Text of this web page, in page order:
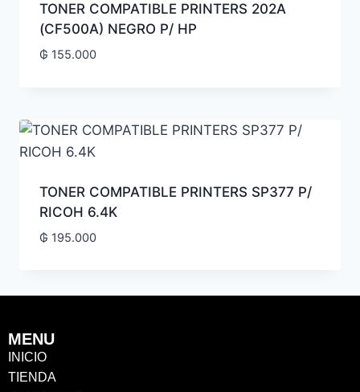
TONER COMPATIBLE PRINTERS 202A
(CF500A) NEGRO P/ HP
₲ 155.000
TONER COMPATIBLE PRINTERS SP377 P/
RICOH 6.4K
₲ 195.000
MENU
INICIO
TIENDA